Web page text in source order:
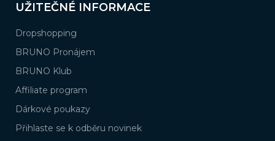
UŽITEČNÉ INFORMACE
Dropshopping
BRUNO Pronájem
BRUNO Klub
Affiliate program
Dárkové poukazy
Přihlaste se k odběru novinek